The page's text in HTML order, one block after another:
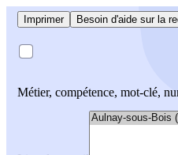
Imprimer Besoin d'aide sur la
Métier, compétence, mot-clé,